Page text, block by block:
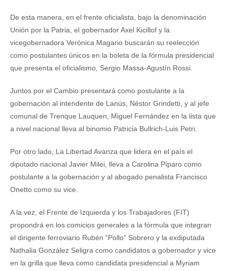
De esta manera, en el frente oficialista, bajo la denominación
Unión por la Patria, el gobernador Axel Kicillof y la
vicegobernadora Verónica Magario buscarán su reelección
como postulantes únicos en la boleta de la fórmula presidencial
que presenta el oficialismo, Sergio Massa-Agustín Rossi.
Juntos por el Cambio presentará como postulante a la
gobernación al intendente de Lanús, Néstor Grindetti, y al jefe
comunal de Trenque Lauquen, Miguel Fernández en la lista que
a nivel nacional lleva al binomio Patricia Bullrich-Luis Petri.
Por otro lado, La Libertad Avanza que lidera en el país el
diputado nacional Javier Milei, lleva a Carolina Píparo como
postulante a la gobernación y al abogado penalista Francisco
Onetto como su vice.
A la vez, el Frente de Izquierda y los Trabajadores (FIT)
propondrá en los comicios generales a la fórmula que integran
el dirigente ferroviario Rubén “Pollo” Sobrero y la exdiputada
Nathalia González Seligra como candidatos a gobernador y vice
en la grilla que lleva como candidata presidencial a Myriam